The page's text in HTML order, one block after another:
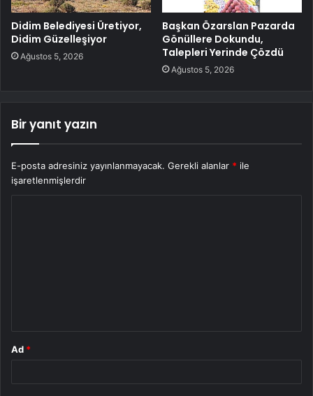
Didim Belediyesi Üretiyor,
Didim Güzelleşiyor
Ağustos 5, 2026
Başkan Özarslan Pazarda
Gönüllere Dokundu,
Talepleri Yerinde Çözdü
Ağustos 5, 2026
Bir yanıt yazın
E-posta adresiniz yayınlanmayacak. Gerekli alanlar * ile
işaretlenmişlerdir
Ad *